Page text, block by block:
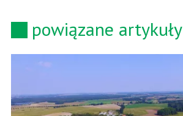
powiązane artykuły